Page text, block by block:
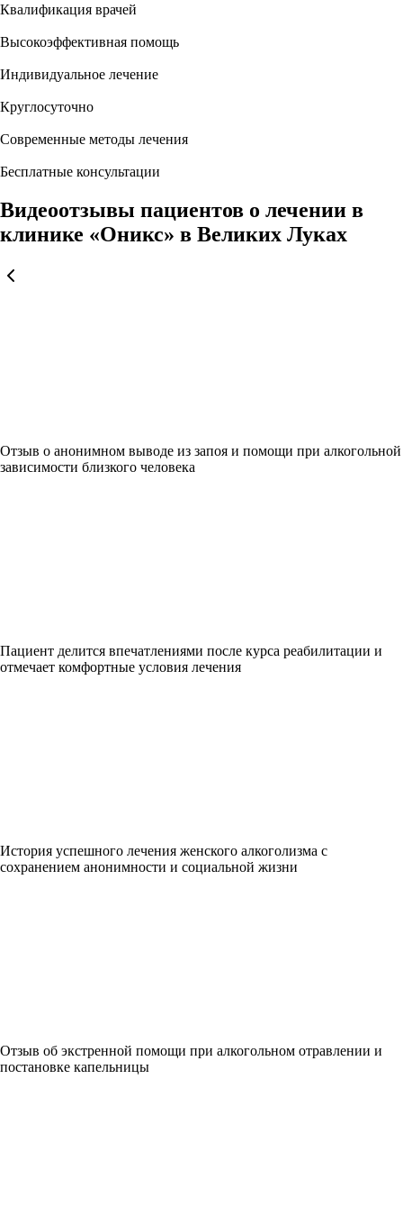
Квалификация врачей
Высокоэффективная помощь
Индивидуальное лечение
Круглосуточно
Современные методы лечения
Бесплатные консультации
Видеоотзывы пациентов о лечении в
клинике «Оникс» в Великих Луках
Отзыв о анонимном выводе из запоя и помощи при алкогольной
зависимости близкого человека
Пациент делится впечатлениями после курса реабилитации и
отмечает комфортные условия лечения
История успешного лечения женского алкоголизма с
сохранением анонимности и социальной жизни
Отзыв об экстренной помощи при алкогольном отравлении и
постановке капельницы